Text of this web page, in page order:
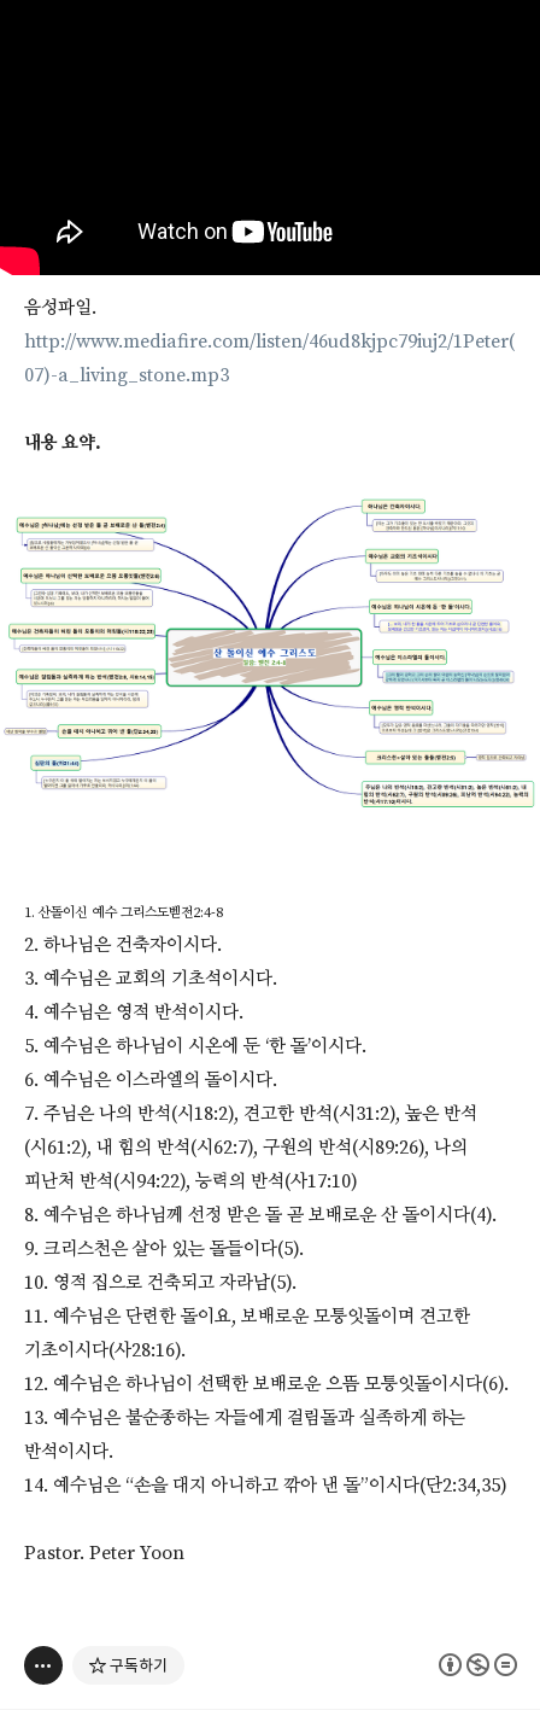
음성파일.
http://www.mediafire.com/listen/46ud8kjpc79iuj2/1Peter(
07)-a_living_stone.mp3
내용 요약.
1. 산돌이신 예수 그리스도벧전2:4-8
2. 하나님은 건축자이시다.
3. 예수님은 교회의 기초석이시다.
4. 예수님은 영적 반석이시다.
5. 예수님은 하나님이 시온에 둔 ‘한 돌’이시다.
6. 예수님은 이스라엘의 돌이시다.
7. 주님은 나의 반석(시18:2), 견고한 반석(시31:2), 높은 반석
(시61:2), 내 힘의 반석(시62:7), 구원의 반석(시89:26), 나의
피난처 반석(시94:22), 능력의 반석(사17:10)
8. 예수님은 하나님께 선정 받은 돌 곧 보배로운 산 돌이시다(4).
9. 크리스천은 살아 있는 돌들이다(5).
10. 영적 집으로 건축되고 자라남(5).
11. 예수님은 단련한 돌이요, 보배로운 모퉁잇돌이며 견고한
기초이시다(사28:16).
12. 예수님은 하나님이 선택한 보배로운 으뜸 모퉁잇돌이시다(6).
13. 예수님은 불순종하는 자들에게 걸림돌과 실족하게 하는
반석이시다.
14. 예수님은 “손을 대지 아니하고 깎아 낸 돌”이시다(단2:34,35)
Pastor. Peter Yoon
구독하기